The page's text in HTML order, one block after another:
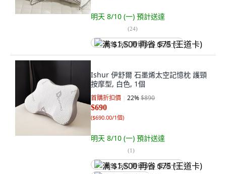
明天 8/10 (一) 預計送達
(24)
满 $1,500 再省 $75 (王道卡)
Ishur 伊舒爾 石墨烯太空記憶枕 護頸
按摩型, 白色, 1個
首購折扣價 22%$890
$690
($690.00/1個)
明天 8/10 (一) 預計送達
(1)
满 $1,500 再省 $75 (王道卡)